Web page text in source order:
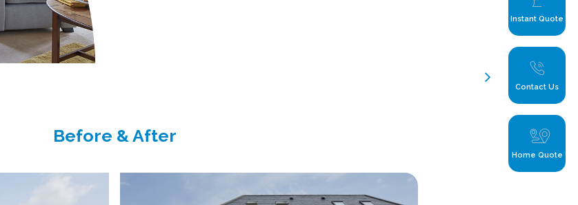
Before & After
Instant Quote
Contact Us
Home Quote